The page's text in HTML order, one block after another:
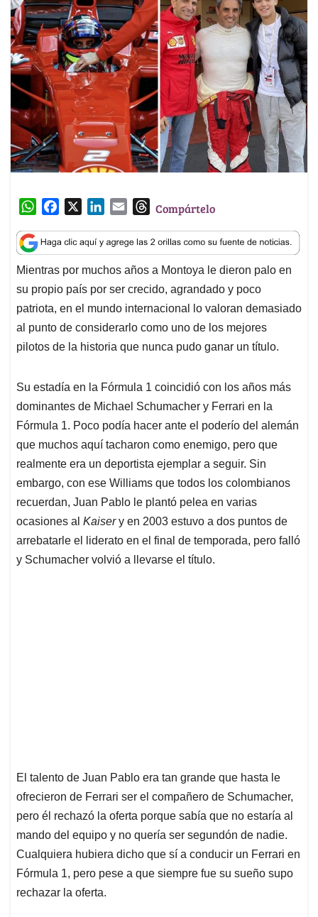
W
a
t
s
A
p
p
c
e
b
o
o
k
n
k
e
d
I
n
a
i
l
T
r
e
a
d
s
Compártelo
Mientras por muchos años a Montoya le dieron palo en
su propio país por ser crecido, agrandado y poco
patriota, en el mundo internacional lo valoran demasiado
al punto de considerarlo como uno de los mejores
pilotos de la historia que nunca pudo ganar un título.
Su estadía en la Fórmula 1 coincidió con los años más
dominantes de Michael Schumacher y Ferrari en la
Fórmula 1. Poco podía hacer ante el poderío del alemán
que muchos aquí tacharon como enemigo, pero que
realmente era un deportista ejemplar a seguir. Sin
embargo, con ese Williams que todos los colombianos
recuerdan, Juan Pablo le plantó pelea en varias
ocasiones al Kaisery en 2003 estuvo a dos puntos de
arrebatarle el liderato en el final de temporada, pero falló
y Schumacher volvió a llevarse el título.
El talento de Juan Pablo era tan grande que hasta le
ofrecieron de Ferrari ser el compañero de Schumacher,
pero él rechazó la oferta porque sabía que no estaría al
mando del equipo y no quería ser segundón de nadie.
Cualquiera hubiera dicho que sí a conducir un Ferrari en
Fórmula 1, pero pese a que siempre fue su sueño supo
rechazar la oferta.